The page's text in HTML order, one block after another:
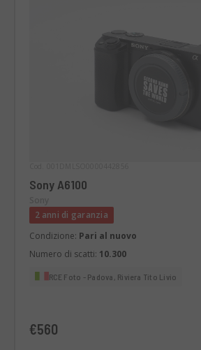
Sony A6100
2 anni di garanzia
Condizione: Pari al nuovo
Numero di scatti: 10.300
RCE Foto - Padova, Riviera Tito Livio
€560